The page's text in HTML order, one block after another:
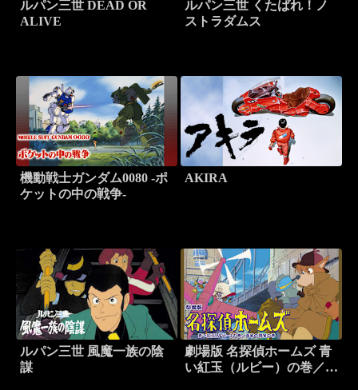
ルパン三世 DEAD OR
ALIVE
ルパン三世 くたばれ！ノ
ストラダムス
機動戦士ガンダム0080 -ポ
ケットの中の戦争-
AKIRA
ルパン三世 風魔一族の陰
謀
劇場版 名探偵ホームズ 青
い紅玉（ルビー）の巻／海